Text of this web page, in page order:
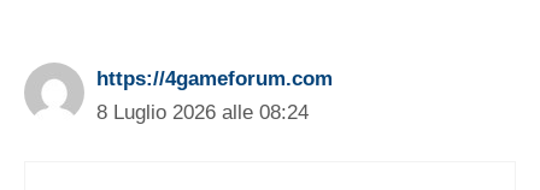
https://4gameforum.com
8 Luglio 2026 alle 08:24